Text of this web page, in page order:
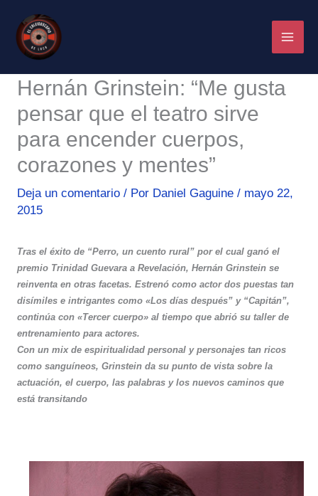
contenido
Hernán Grinstein: “Me gusta
pensar que el teatro sirve
para encender cuerpos,
corazones y mentes”
Deja un comentario / Por Daniel Gaguine / mayo 22,
2015
Tras el éxito de “Perro, un cuento rural” por el cual ganó el
premio Trinidad Guevara a Revelación, Hernán Grinstein se
reinventa en otras facetas. Estrenó como actor dos puestas tan
disímiles e intrigantes como «Los días después” y “Capitán”,
continúa con «Tercer cuerpo» al tiempo que abrió su taller de
entrenamiento para actores.
Con un mix de espiritualidad personal y personajes tan ricos
como sanguíneos, Grinstein da su punto de vista sobre la
actuación, el cuerpo, las palabras y los nuevos caminos que
está transitando